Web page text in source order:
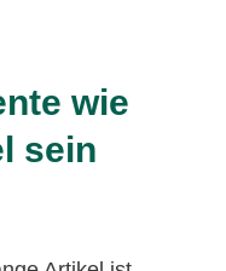
wie
sein